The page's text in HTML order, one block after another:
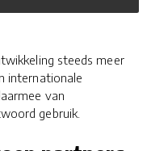
steeds meer
internationale
van
gebruik.